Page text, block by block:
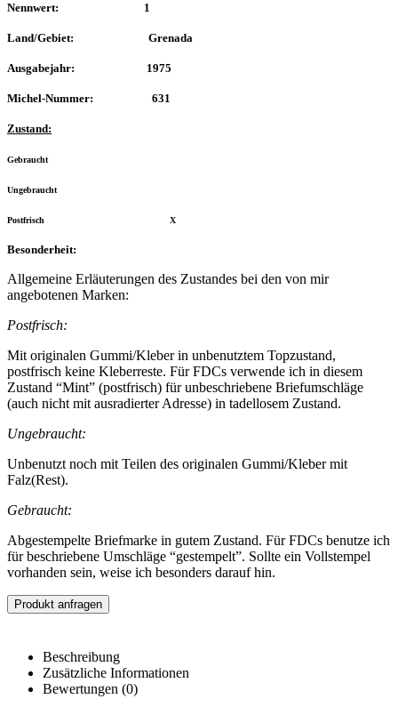
Nennwert: 1
Land/Gebiet: Grenada
Ausgabejahr: 1975
Michel-Nummer: 631
Zustand:
Gebraucht
Ungebraucht
Postfrisch X
Besonderheit:
Allgemeine Erläuterungen des Zustandes bei den von mir
angebotenen Marken:
Postfrisch:
Mit originalen Gummi/Kleber in unbenutztem Topzustand,
postfrisch keine Kleberreste. Für FDCs verwende ich in diesem
Zustand “Mint” (postfrisch) für unbeschriebene Briefumschläge
(auch nicht mit ausradierter Adresse) in tadellosem Zustand.
Ungebraucht:
Unbenutzt noch mit Teilen des originalen Gummi/Kleber mit
Falz(Rest).
Gebraucht:
Abgestempelte Briefmarke in gutem Zustand. Für FDCs benutze ich
für beschriebene Umschläge “gestempelt”. Sollte ein Vollstempel
vorhanden sein, weise ich besonders darauf hin.
Produkt anfragen
Beschreibung
Zusätzliche Informationen
Bewertungen (0)